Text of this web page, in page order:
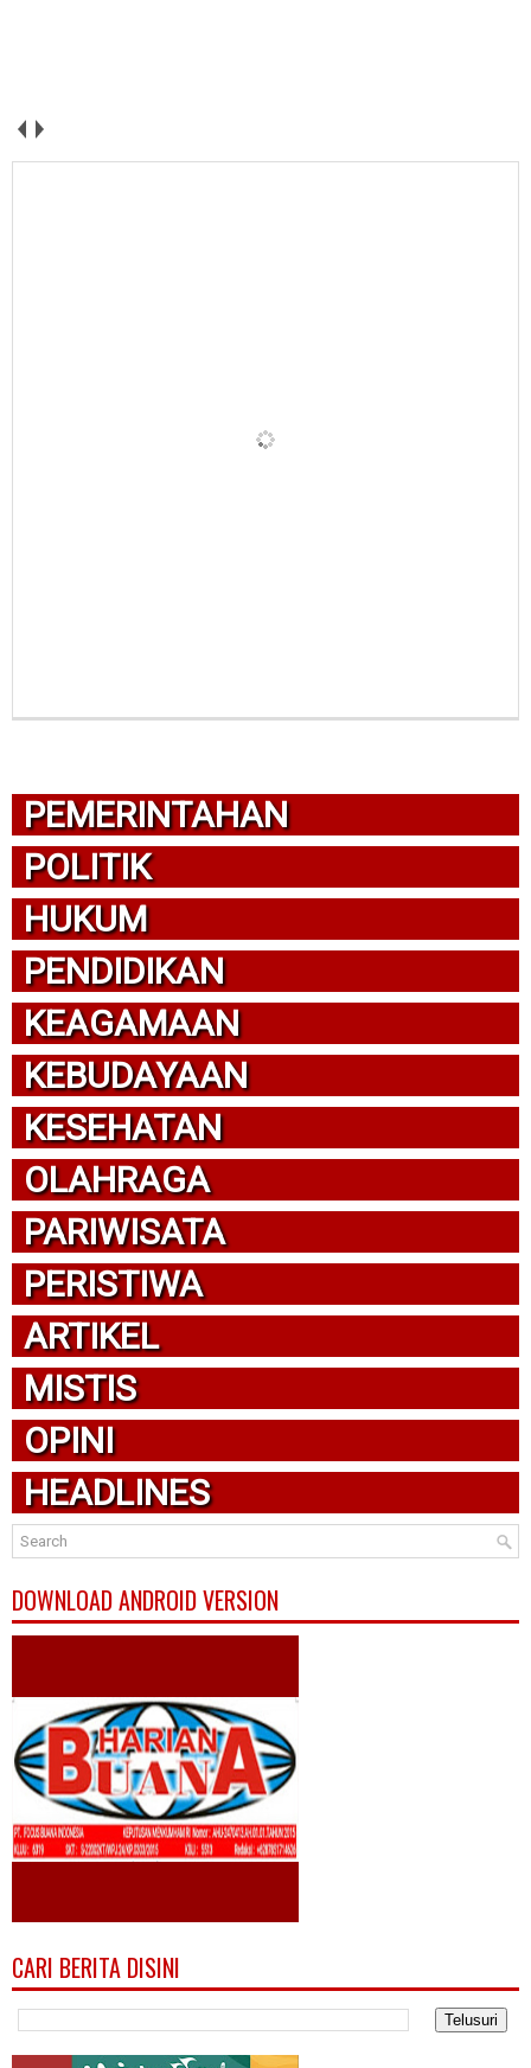
PEMERINTAHAN
POLITIK
HUKUM
PENDIDIKAN
KEAGAMAAN
KEBUDAYAAN
KESEHATAN
OLAHRAGA
PARIWISATA
PERISTIWA
ARTIKEL
MISTIS
OPINI
HEADLINES
DOWNLOAD ANDROID VERSION
CARI BERITA DISINI